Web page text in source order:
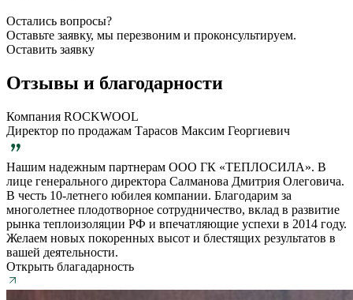
Остались вопросы?
Оставьте заявку, мы перезвоним и проконсультируем.
Оставить заявку
Отзывы и благодарности
Компания ROCKWOOL
Директор по продажам Тарасов Максим Георгиевич
Нашим надежным партнерам ООО ГК «ТЕПЛОСИЛА». В
лице генерального директора Салманова Дмитрия Олеговича.
В честь 10-летнего юбилея компании. Благодарим за
многолетнее плодотворное сотрудничество, вклад в развитие
рынка теплоизоляции РФ и впечатляющие успехи в 2014 году.
Желаем новых покоренных высот и блестящих результатов в
вашей деятельности.
Открыть благадарность